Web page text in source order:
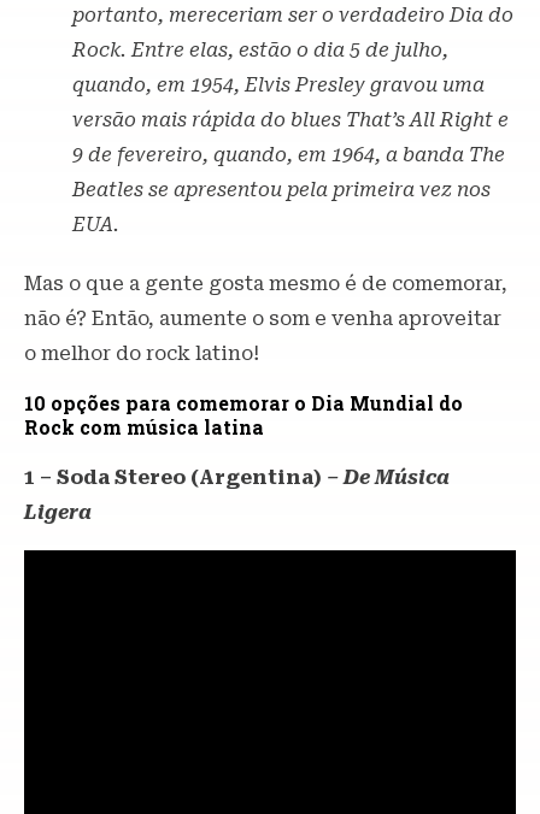
portanto, mereceriam ser o verdadeiro Dia do
Rock. Entre elas, estão o dia 5 de julho,
quando, em 1954, Elvis Presley gravou uma
versão mais rápida do blues That’s All Right e
9 de fevereiro, quando, em 1964, a banda The
Beatles se apresentou pela primeira vez nos
EUA.
Mas o que a gente gosta mesmo é de comemorar,
não é? Então, aumente o som e venha aproveitar
o melhor do rock latino!
10 opções para comemorar o Dia Mundial do
Rock com música latina
1 – Soda Stereo (Argentina) – De Música
Ligera